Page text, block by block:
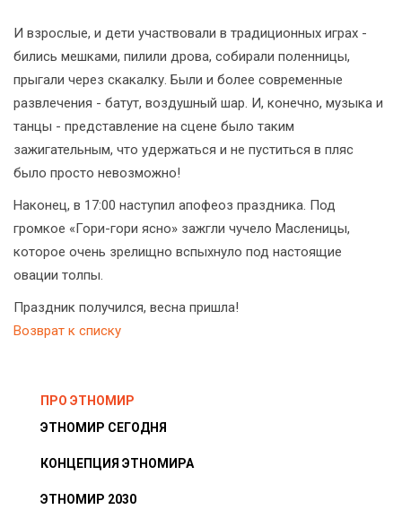
И взрослые, и дети участвовали в традиционных играх -
бились мешками, пилили дрова, собирали поленницы,
прыгали через скакалку. Были и более современные
развлечения - батут, воздушный шар. И, конечно, музыка и
танцы - представление на сцене было таким
зажигательным, что удержаться и не пуститься в пляс
было просто невозможно!
Наконец, в 17:00 наступил апофеоз праздника. Под
громкое «Гори-гори ясно» зажгли чучело Масленицы,
которое очень зрелищно вспыхнуло под настоящие
овации толпы.
Праздник получился, весна пришла!
Возврат к списку
ПРО ЭТНОМИР
ЭТНОМИР СЕГОДНЯ
КОНЦЕПЦИЯ ЭТНОМИРА
ЭТНОМИР 2030